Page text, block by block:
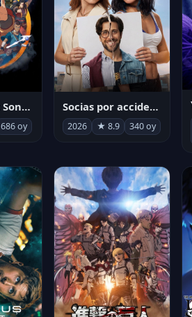
Avatar Aang: Son Havabükücü
686 oy
Socias por accidente
2026 ★ 8.9 340 oy